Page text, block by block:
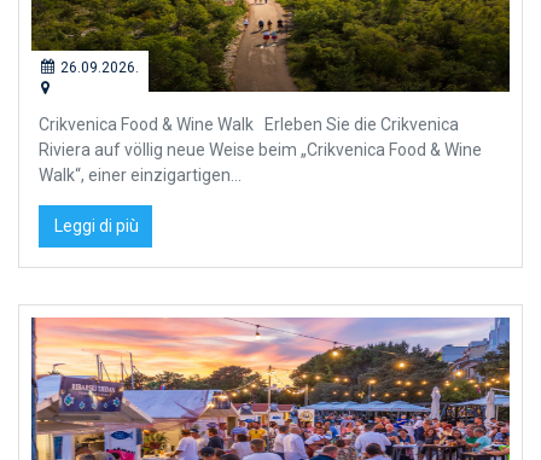
26.09.2026.
Crikvenica Food & Wine Walk Erleben Sie die Crikvenica
Riviera auf völlig neue Weise beim „Crikvenica Food & Wine
Walk“, einer einzigartigen...
Leggi di più